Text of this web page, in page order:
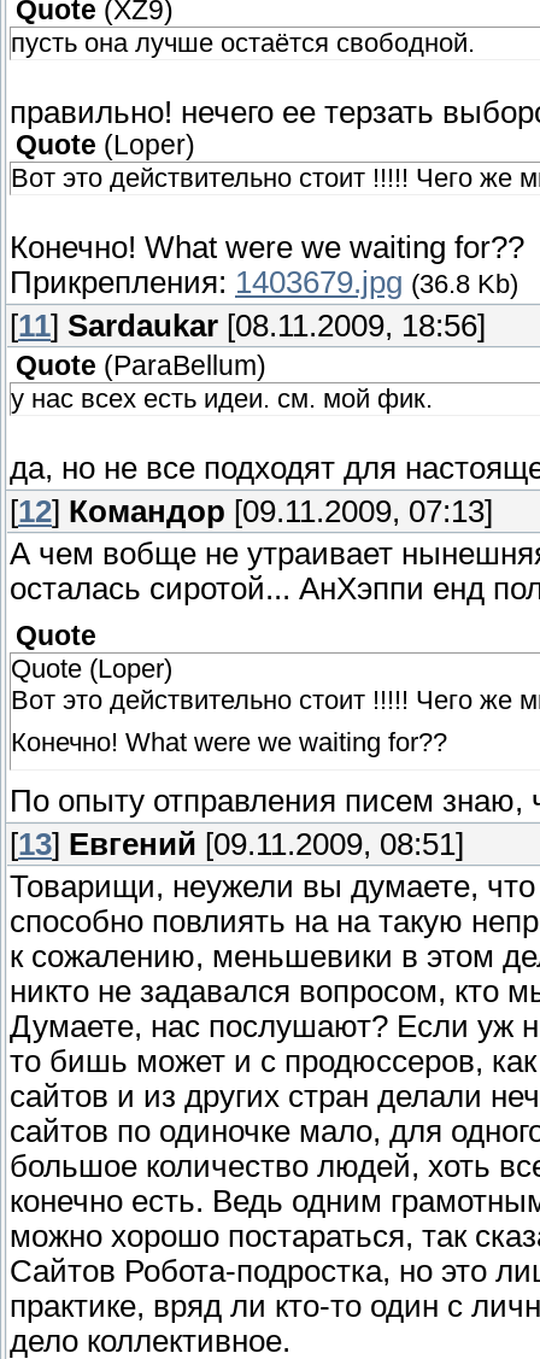
Quote (XZ9)
пусть она лучше остаётся свободной.
правильно! нечего ее терзать
Quote (Loper)
Вот это действительно стоит !!!!! Чего же
Конечно! What were we waiting for??
Прикрепления: 1403679.jpg (36.8 Kb)
[11] Sardaukar [08.11.2009, 18:56]
Quote (ParaBellum)
у нас всех есть идеи. см. мой фик.
да, но не все подходят для
[12] Командор [09.11.2009, 07:13]
А чем вобще не утраивает
осталась сиротой... АнХэппи енд
Quote
Quote (Loper)
Вот это действительно стоит !!!!! Чего же
Конечно! What were we waiting for??
По опыту отправления писем знаю,
[13] Евгений [09.11.2009, 08:51]
Товарищи, неужели вы думаете,
способно повлиять на на такую
к сожалению, меньшевики в этом
никто не задавался вопросом, кто
Думаете, нас послушают? Если уж
то бишь может и с продюссеров,
сайтов и из других стран делали
сайтов по одиночке мало, для
большое количество людей, хоть
конечно есть. Ведь одним
можно хорошо постараться, так
Сайтов Робота-подростка, но это
практике, вряд ли кто-то один с
дело коллективное.